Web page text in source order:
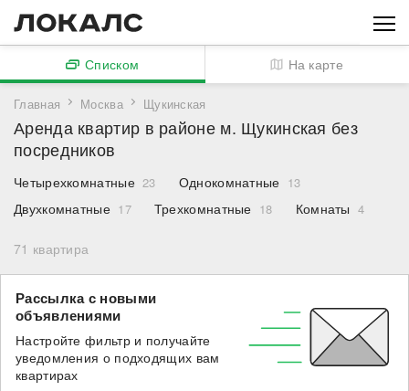
Главная Москва Щукинская
Аренда квартир в районе м. Щукинская без
посредников
Четырехкомнатные 23 Однокомнатные 13
Двухкомнатные 17 Трехкомнатные 18 Комнаты 4
71 квартира
Списком На карте
Рассылка с новыми
объявлениями
Настройте фильтр и получайте
уведомления о подходящих вам
квартирах